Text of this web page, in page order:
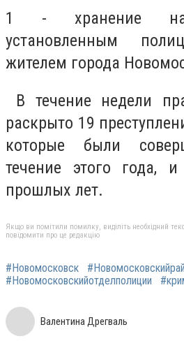
1 - хранение
установленным
жителем города
В течение недели
раскрыто 19
которые были
течение этого года,
прошлых лет.
Якщо ви помітили помилку, виділіть необхідний
повідомити про це редакцію
#Новомосковск
#Новомосковскийотделполиции
Валентина Дрегваль